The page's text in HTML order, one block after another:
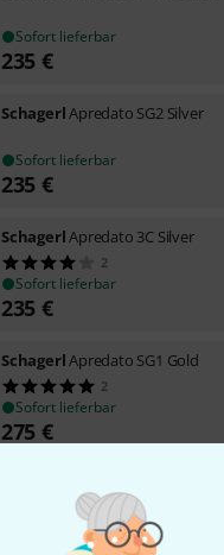
Sofort lieferbar
235 €
SchagerlApredato SG2 Silver
Sofort lieferbar
235 €
SchagerlApredato 3C Silver
2
Sofort lieferbar
235 €
SchagerlApredato SG1 Gold
2
Sofort lieferbar
275 €
Sofort lieferbar